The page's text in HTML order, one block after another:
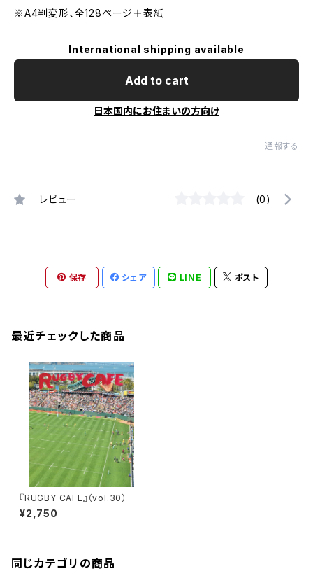
※A4判変形、全128ページ＋表紙
International shipping available
Add to cart
日本国内にお住まいの方向け
通報する
レビュー (0)
保存 シェア LINE ポスト
最近チェックした商品
『RUGBY CAFE』（vol.30）
¥2,750
同じカテゴリの商品